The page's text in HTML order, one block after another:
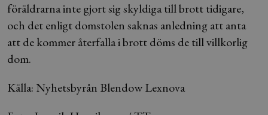
föräldrarna inte gjort sig skyldiga till brott tidigare,
och det enligt domstolen saknas anledning att anta
att de kommer återfalla i brott döms de till villkorlig
dom.
Källa: Nyhetsbyrån Blendow Lexnova